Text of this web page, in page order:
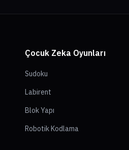
Çocuk Zeka Oyunları
Sudoku
Labirent
Blok Yapı
Robotik Kodlama